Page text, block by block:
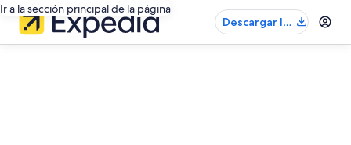
Ir a la sección principal de la página
Descargar la
app